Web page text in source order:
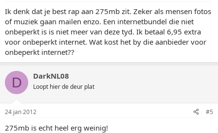
Ik denk dat je best rap aan 275mb zit. Zeker als mensen fotos
of muziek gaan mailen enzo. Een internetbundel die niet
onbeperkt is is niet meer van deze tyd. Ik betaal 6,95 extra
voor onbeperkt internet. Wat kost het by die aanbieder voor
onbeperkt internet??
D DarkNL08
Loopt hier de deur plat
24 jan 2012 #5
275mb is echt heel erg weinig!